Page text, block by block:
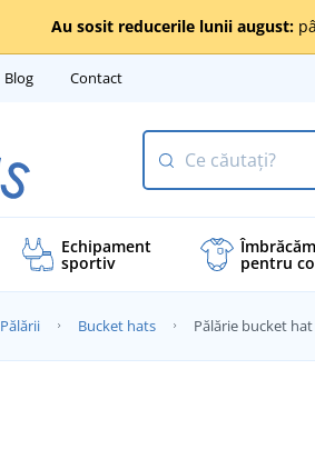
Au sosit reducerile lunii august:
Blog Contact
Echipament
sportiv pentru
Pălării Bucket hats Pălărie bucket